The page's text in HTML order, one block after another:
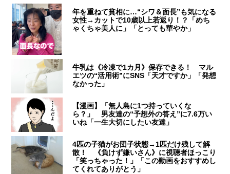
年を重ねて貧相に…“シワ＆面長”も気になる
女性→カットで10歳以上若返り！？「めち
ゃくちゃ美人に」「とっても華やか」
牛乳は《冷凍で1カ月》保存できる！ マル
エツの“活用術”にSNS「天才ですか」「発想
なかった」
【漫画】「無人島に1つ持っていくな
ら？」 男友達の“予想外の答え”に7.6万い
いね「一生大切にしたい友達」
4匹の子猫がお団子状態→1匹だけ残して解
散！ 《負けず嫌いさん》に視聴者ほっこり
「笑っちゃった！」「この動画をおすすめし
てくれてありがとう」